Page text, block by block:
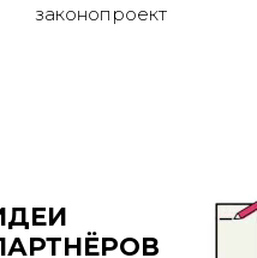
законопроект